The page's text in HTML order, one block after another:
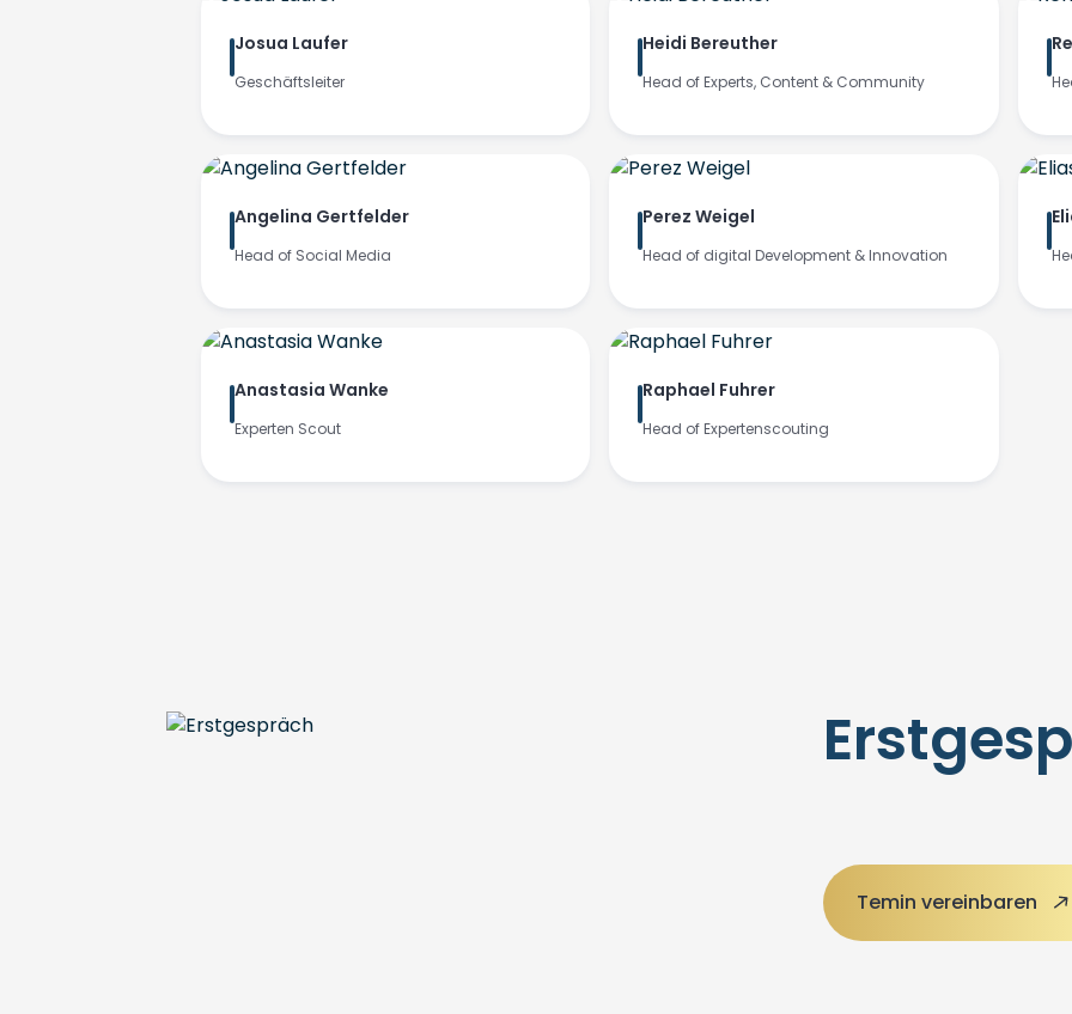
Josua Laufer
Geschäftsleiter
Heidi Bereuther
Head of Experts, Content & Community
Angelina Gertfelder
Head of Social Media
Perez Weigel
Head of digital Development & Innovation
Anastasia Wanke
Experten Scout
Raphael Fuhrer
Head of Expertenscouting
Temin vereinbaren